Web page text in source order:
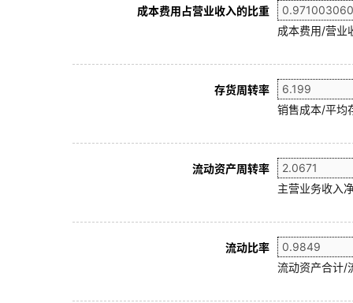
成本费用占营业收入的比重
成本费用/营业
存货周转率
销售成本/平均
流动资产周转率
主营业务收入
流动比率
流动资产合计/